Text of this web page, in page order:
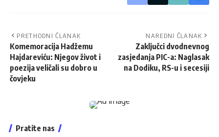
PRETHODNI ČLANAK
Komemoracija Hadžemu
Hajdareviću: Njegov život i
poezija veličali su dobro u
čovjeku
NAREDNI ČLANAK
Zaključci dvodnevnog
zasjedanja PIC-a: Naglasak
na Dodiku, RS-u i secesiji
Pratite nas